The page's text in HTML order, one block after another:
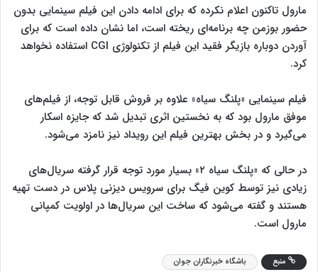
مارول تاکنون اعلام نکرده که برای ادامه دادن این فیلم سینمایی بدون
حضور بوزمن چه برنامه‌ای ریخته است، اما نشان داده است که برای
آوردن دوباره بازیگر فقید این فیلم از تکنولوژی CGI استفاده نخواهد
کرد.
فیلم سینمایی «پلنگ سیاه» علاوه بر فروش قابل توجه، از فیلم‌های
موفق مارول بود که به نخستین اثری تبدیل شد که جایزه اسکار
می‌گیرد و در بخش بهترین فیلم این رویداد نیز نامزد می‌شود.
در حالی که «پلنگ سیاه ۲» بسیار مورد توجه قرار گرفته سریال‌های
زیادی نیز توسط کوین فیگ برای سرویس دیزنی پلاس در دست تهیه
هستند و گفته می‌شود که ساخت این سریال‌ها در اولویت کمپانی
مارول است.
منبع باشگاه خبرنگاران جوان